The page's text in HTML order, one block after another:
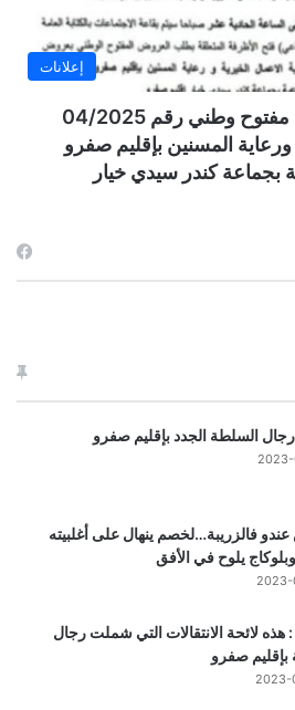
إعلانات
إعلان عن طلب عروض مفتوح وطني رقم 04/2025
ورعاية المسنين بإقليم صفرو
بجماعة كندر سيدي خيار
السلطة الجدد بإقليم صفرو
فالزريبة…لخصم ينهال على أغلبيته
يلوح في الأفق
2023-
لائحة الانتقالات التي شملت رجال
صفرو
2023-